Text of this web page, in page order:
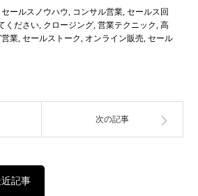
セールスノウハウ, コンサル営業, セールス回
ください, クロージング, 営業テクニック, 高
業, セールストーク, オンライン販売, セール
次の記事
記事